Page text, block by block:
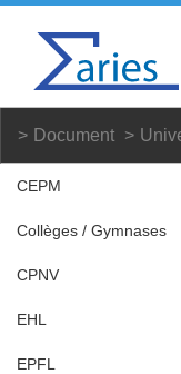
Document
CEPM
Collèges / Gymnases
CPNV
EHL
EPFL